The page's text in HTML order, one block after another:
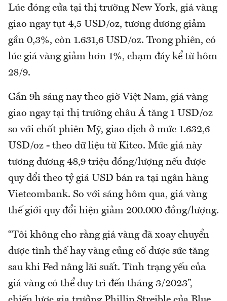
Lúc đóng cửa tại thị trường New York, giá vàng
giao ngay tụt 4,5 USD/oz, tương đương giảm
gần 0,3%, còn 1.631,6 USD/oz. Trong phiên, có
lúc giá vàng giảm hơn 1%, chạm đáy kể từ hôm
28/9.
Gần 9h sáng nay theo giờ Việt Nam, giá vàng
giao ngay tại thị trường châu Á tăng 1 USD/oz
so với chốt phiên Mỹ, giao dịch ở mức 1.632,6
USD/oz - theo dữ liệu từ Kitco. Mức giá này
tương đương 48,9 triệu đồng/lượng nếu được
quy đổi theo tỷ giá USD bán ra tại ngân hàng
Vietcombank. So với sáng hôm qua, giá vàng
thế giới quy đổi hiện giảm 200.000 đồng/lượng.
“Tôi không cho rằng giá vàng đã xoay chuyển
được tình thế hay vàng củng cố được sức tăng
sau khi Fed nâng lãi suất. Tình trạng yếu của
giá vàng có thể duy trì đến tháng 3/2023”,